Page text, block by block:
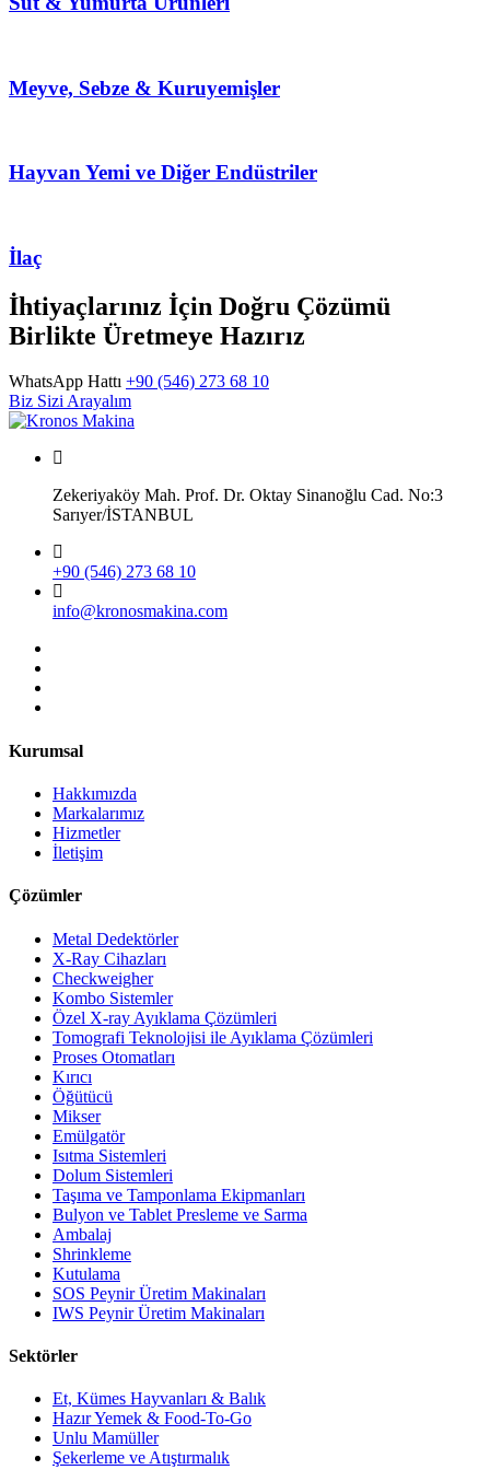
Meyve, Sebze & Kuruyemişler
Hayvan Yemi ve Diğer Endüstriler
İlaç
İhtiyaçlarınız İçin Doğru Çözümü
Birlikte Üretmeye Hazırız
WhatsApp Hattı +90 (546) 273 68 10
Biz Sizi Arayalım
Zekeriyaköy Mah. Prof. Dr. Oktay Sinanoğlu Cad. No:3
Sarıyer/İSTANBUL
+90 (546) 273 68 10
info@kronosmakina.com
Kurumsal
Hakkımızda
Markalarımız
Hizmetler
İletişim
Çözümler
Metal Dedektörler
X-Ray Cihazları
Checkweigher
Kombo Sistemler
Özel X-ray Ayıklama Çözümleri
Tomografi Teknolojisi ile Ayıklama Çözümleri
Proses Otomatları
Kırıcı
Öğütücü
Mikser
Emülgatör
Isıtma Sistemleri
Dolum Sistemleri
Taşıma ve Tamponlama Ekipmanları
Bulyon ve Tablet Presleme ve Sarma
Ambalaj
Shrinkleme
Kutulama
SOS Peynir Üretim Makinaları
IWS Peynir Üretim Makinaları
Sektörler
Et, Kümes Hayvanları & Balık
Hazır Yemek & Food-To-Go
Unlu Mamüller
Şekerleme ve Atıştırmalık